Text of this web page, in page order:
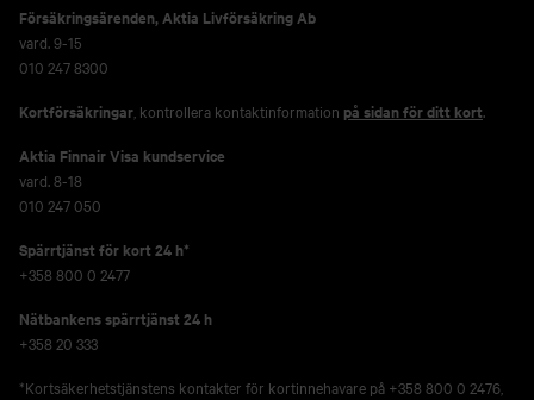
Försäkringsärenden,Aktia Livförsäkring Ab
vard. 9-15
010 247 8300
Kortförsäkringar , kontrollera kontaktinformation på sidan för ditt kort.
Aktia Finnair Visa kundservice
vard. 8-18
010 247 050
Spärrtjänst för kort 24 h*
+358 800 0 2477
Nätbankens spärrtjänst 24 h
+358 20 333
*Kortsäkerhetstjänstens kontakter för kortinnehavare på +358 800 0 2476,